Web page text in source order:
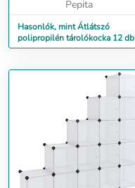
Pepita
Hasonlók, mint Átlátszó
polipropilén tárolókocka 12 db
kockával